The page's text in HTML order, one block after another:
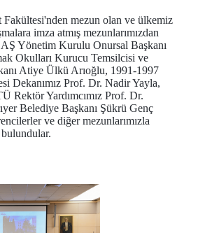
mezun olan ve ülkemiz
imza atmış mezunlarımızdan
Yönetim Kurulu Onursal Başkanı
Okulları Kurucu Temsilcisi ve
Atiye Ülkü Arıoğlu, 1991-1997
Dekanımız Prof. Dr. Nadir Yayla,
Rektör Yardımcımız Prof. Dr.
Belediye Başkanı Şükrü Genç
ve diğer mezunlarımızla
bulundular.